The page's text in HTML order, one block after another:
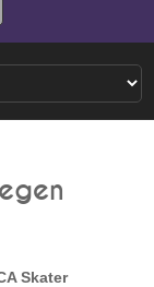
Skater